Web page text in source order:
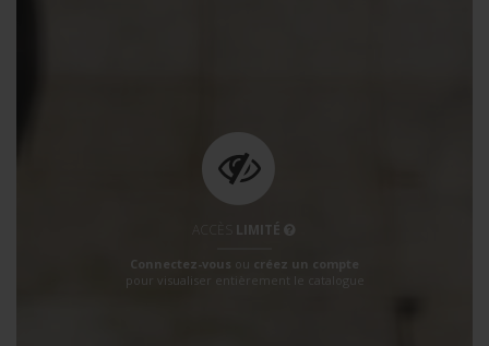
LIMITÉ
Connectez-vous ou créez un compte
pour visualiser entièrement le catalogue